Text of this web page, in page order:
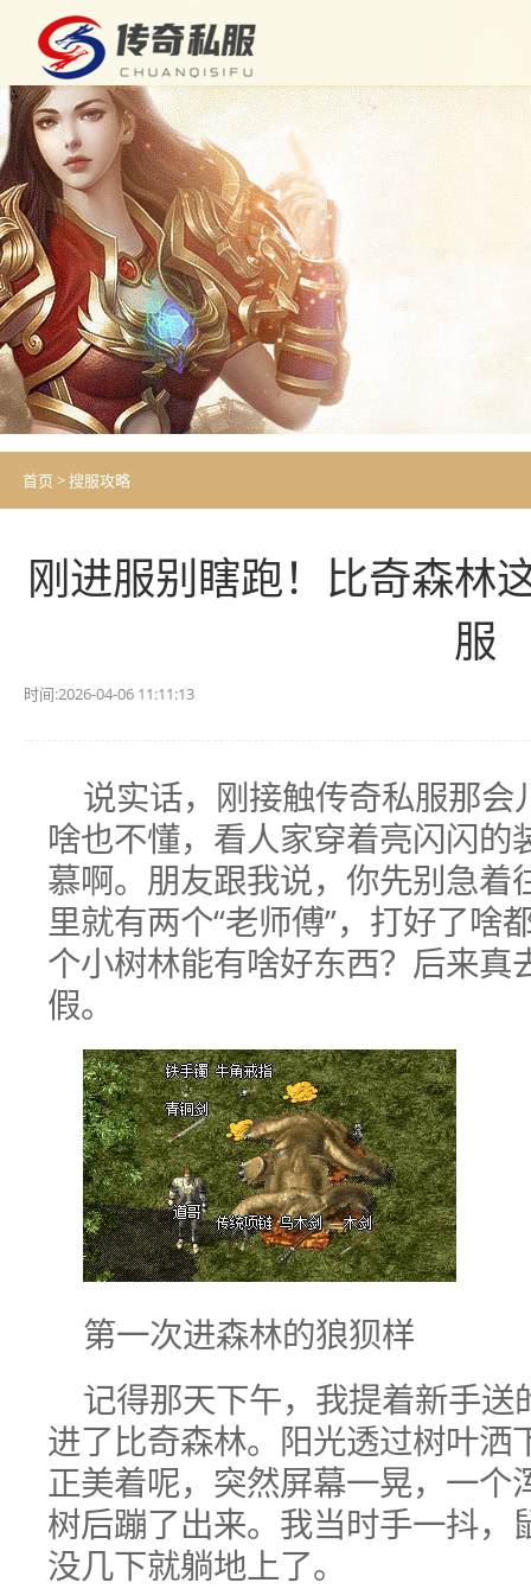
首页 >搜服攻略
刚进服别瞎跑！比奇森林
服
时间:2026-04-06 11:11:13
说实话，刚接触传奇私服那
啥也不懂，看人家穿着亮闪闪的
慕啊。朋友跟我说，你先别急着
里就有两个“老师傅”，打好了啥
个小树林能有啥好东西？后来真
假。
第一次进森林的狼狈样
记得那天下午，我提着新手
进了比奇森林。阳光透过树叶洒
正美着呢，突然屏幕一晃，一个
树后蹦了出来。我当时手一抖，
没几下就躺地上了。